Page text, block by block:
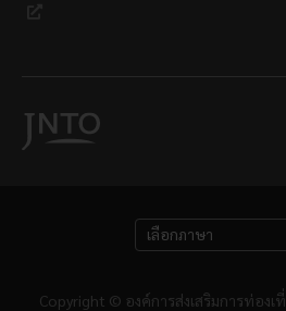
Copyright © องค์การส่งเสริมการท่อง